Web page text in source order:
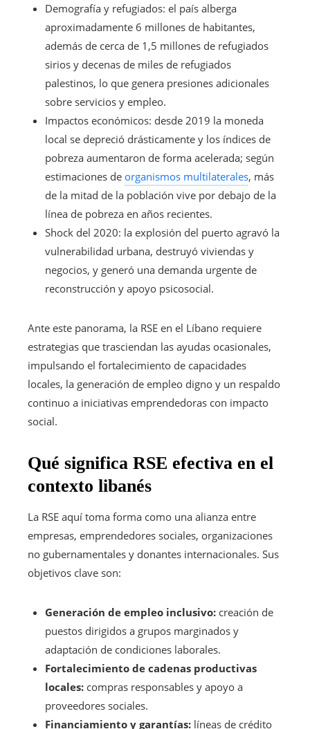
Demografía y refugiados: el país alberga
aproximadamente 6 millones de habitantes,
además de cerca de 1,5 millones de refugiados
sirios y decenas de miles de refugiados
palestinos, lo que genera presiones adicionales
sobre servicios y empleo.
Impactos económicos: desde 2019 la moneda
local se depreció drásticamente y los índices de
pobreza aumentaron de forma acelerada; según
estimaciones de organismos multilaterales, más
de la mitad de la población vive por debajo de la
línea de pobreza en años recientes.
Shock del 2020: la explosión del puerto agravó la
vulnerabilidad urbana, destruyó viviendas y
negocios, y generó una demanda urgente de
reconstrucción y apoyo psicosocial.
Ante este panorama, la RSE en el Líbano requiere
estrategias que trasciendan las ayudas ocasionales,
impulsando el fortalecimiento de capacidades
locales, la generación de empleo digno y un respaldo
continuo a iniciativas emprendedoras con impacto
social.
Qué significa RSE efectiva en el
contexto libanés
La RSE aquí toma forma como una alianza entre
empresas, emprendedores sociales, organizaciones
no gubernamentales y donantes internacionales. Sus
objetivos clave son:
Generación de empleo inclusivo: creación de
puestos dirigidos a grupos marginados y
adaptación de condiciones laborales.
Fortalecimiento de cadenas productivas
locales: compras responsables y apoyo a
proveedores sociales.
Financiamiento y garantías: líneas de crédito